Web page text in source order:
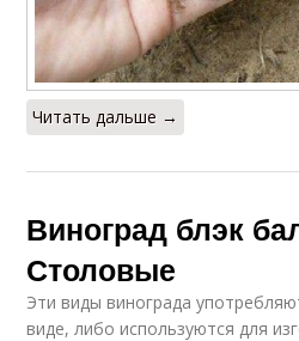
Читать дальше →
Виноград блэк
Столовые
Эти виды винограда
виде, либо используются для